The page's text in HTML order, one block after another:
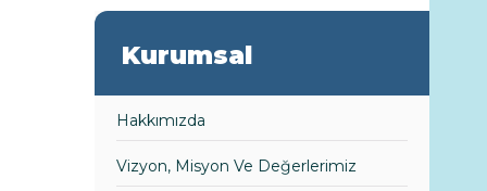
Kurumsal
Hakkımızda
Vizyon, Misyon Ve Değerlerimiz